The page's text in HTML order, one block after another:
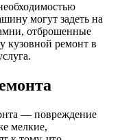
могут задеть на
отброшенные
кузовной ремонт в
— повреждение
мелкие,